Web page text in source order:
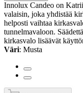
Innolux Candeo on
valaisin, joka yhdistää
helposti vaihtaa
tunnelmavaloon.
kirkasvalo lisäävät
Väri: Musta